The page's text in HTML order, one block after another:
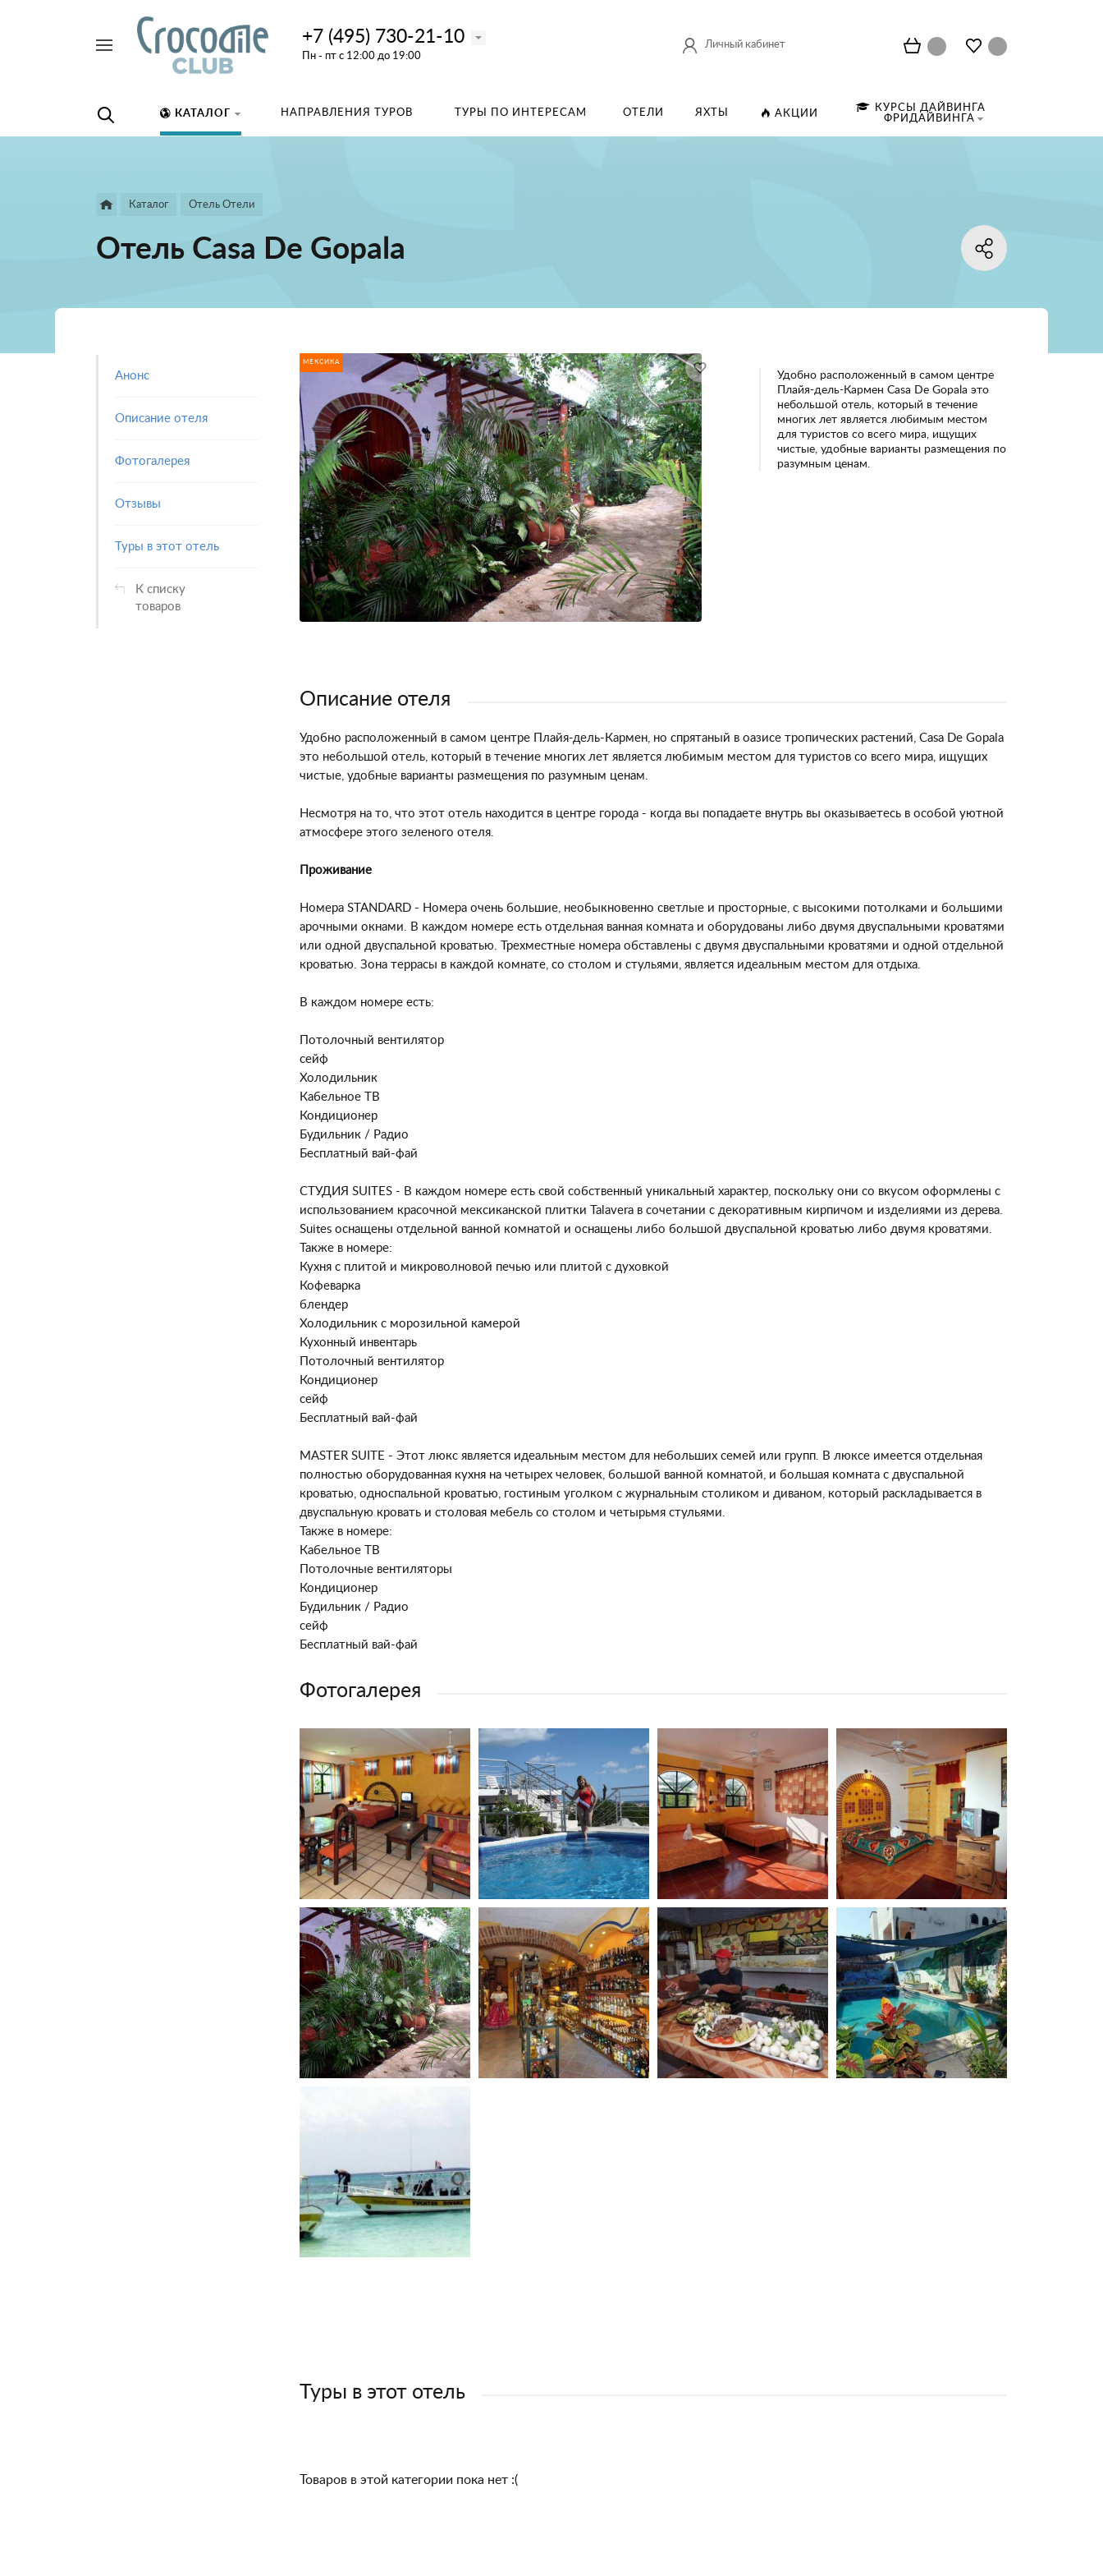
+7 (495) 730-21-10
Пн - пт с 12:00 до 19:00
Личный кабинет
КАТАЛОГ НАПРАВЛЕНИЯ ТУРОВ ТУРЫ ПО ИНТЕРЕСАМ ОТЕЛИ ЯХТЫ АКЦИИ
КУРСЫ ДАЙВИНГА
ФРИДАЙВИНГА
Каталог Отель Отели
Отель Casa De Gopala
Анонс
Описание отеля
Фотогалерея
Отзывы
Туры в этот отель
К списку
товаров
МЕКСИКА
Удобно расположенный в самом центре
Плайя-дель-Кармен Casa De Gopala это
небольшой отель, который в течение
многих лет является любимым местом
для туристов со всего мира, ищущих
чистые, удобные варианты размещения по
разумным ценам.
Описание отеля
Удобно расположенный в самом центре Плайя-дель-Кармен, но спрятаный в оазисе тропических растений, Casa De Gopala
это небольшой отель, который в течение многих лет является любимым местом для туристов со всего мира, ищущих
чистые, удобные варианты размещения по разумным ценам.
Несмотря на то, что этот отель находится в центре города - когда вы попадаете внутрь вы оказываетесь в особой уютной
атмосфере этого зеленого отеля.
Проживание
Номера STANDARD - Номера очень большие, необыкновенно светлые и просторные, с высокими потолками и большими
арочными окнами. В каждом номере есть отдельная ванная комната и оборудованы либо двумя двуспальными кроватями
или одной двуспальной кроватью. Трехместные номера обставлены с двумя двуспальными кроватями и одной отдельной
кроватью. Зона террасы в каждой комнате, со столом и стульями, является идеальным местом для отдыха.
В каждом номере есть:
Потолочный вентилятор
сейф
Холодильник
Кабельное ТВ
Кондиционер
Будильник / Радио
Бесплатный вай-фай
СТУДИЯ SUITES - В каждом номере есть свой собственный уникальный характер, поскольку они со вкусом оформлены с
использованием красочной мексиканской плитки Talavera в сочетании с декоративным кирпичом и изделиями из дерева.
Suites оснащены отдельной ванной комнатой и оснащены либо большой двуспальной кроватью либо двумя кроватями.
Также в номере:
Кухня с плитой и микроволновой печью или плитой с духовкой
Кофеварка
блендер
Холодильник с морозильной камерой
Кухонный инвентарь
Потолочный вентилятор
Кондиционер
сейф
Бесплатный вай-фай
MASTER SUITE - Этот люкс является идеальным местом для небольших семей или групп. В люксе имеется отдельная
полностью оборудованная кухня на четырех человек, большой ванной комнатой, и большая комната с двуспальной
кроватью, односпальной кроватью, гостиным уголком с журнальным столиком и диваном, который раскладывается в
двуспальную кровать и столовая мебель со столом и четырьмя стульями.
Также в номере:
Кабельное ТВ
Потолочные вентиляторы
Кондиционер
Будильник / Радио
сейф
Бесплатный вай-фай
Фотогалерея
Туры в этот отель
Товаров в этой категории пока нет :(